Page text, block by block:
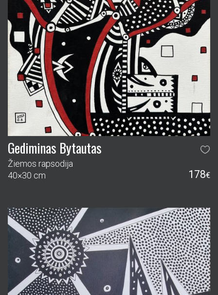
Gediminas Bytautas
Žiemos rapsodija
40×30 cm
178€